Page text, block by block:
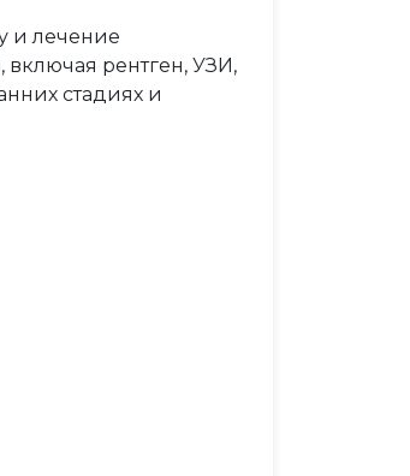
и лечение
рентген, УЗИ,
стадиях и